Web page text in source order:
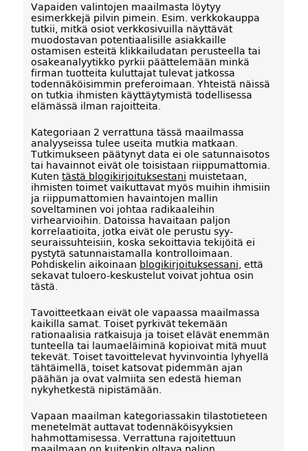
Vapaiden valintojen maailmasta löytyy
esimerkkejä pilvin pimein. Esim. verkkokauppa
tutkii, mitkä osiot verkkosivuilla näyttävät
muodostavan potentiaalisille asiakkaille
ostamisen esteitä klikkailudatan perusteella tai
osakeanalyytikko pyrkii päättelemään minkä
firman tuotteita kuluttajat tulevat jatkossa
todennäköisimmin preferoimaan. Yhteistä näissä
on tutkia ihmisten käyttäytymistä todellisessa
elämässä ilman rajoitteita.
Kategoriaan 2 verrattuna tässä maailmassa
analyyseissa tulee useita mutkia matkaan.
Tutkimukseen päätynyt data ei ole satunnaisotos
tai havainnot eivät ole toisistaan riippumattomia.
Kuten tästä blogikirjoituksestani muistetaan,
ihmisten toimet vaikuttavat myös muihin ihmisiin
ja riippumattomien havaintojen mallin
soveltaminen voi johtaa radikaaleihin
virhearvioihin. Datoissa havaitaan paljon
korrelaatioita, jotka eivät ole perustu syy-
seuraissuhteisiin, koska sekoittavia tekijöitä ei
pystytä satunnaistamalla kontrolloimaan.
Pohdiskelin aikoinaan blogikirjoituksessani , että
sekavat tuloero-keskustelut voivat johtua osin
tästä.
Tavoitteetkaan eivät ole vapaassa maailmassa
kaikilla samat. Toiset pyrkivät tekemään
rationaalisia ratkaisuja ja toiset elävät enemmän
tunteella tai laumaeläiminä kopioivat mitä muut
tekevät. Toiset tavoittelevat hyvinvointia lyhyellä
tähtäimellä, toiset katsovat pidemmän ajan
päähän ja ovat valmiita sen edestä hieman
nykyhetkestä nipistämään.
Vapaan maailman kategoriassakin tilastotieteen
menetelmät auttavat todennäköisyyksien
hahmottamisessa. Verrattuna rajoitettuun